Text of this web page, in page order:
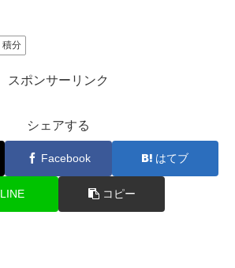
積分
スポンサーリンク
シェアする
Facebook はてブ
LINE コピー